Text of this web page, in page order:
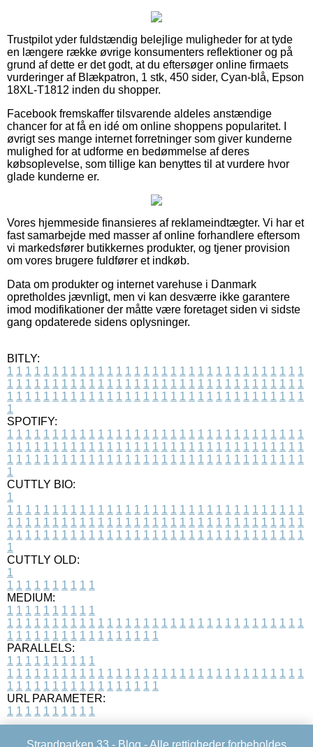
Trustpilot yder fuldstændig belejlige muligheder for at tyde
en længere række øvrige konsumenters reflektioner og på
grund af dette er det godt, at du eftersøger online firmaets
vurderinger af Blækpatron, 1 stk, 450 sider, Cyan-blå, Epson
18XL-T1812 inden du shopper.
Facebook fremskaffer tilsvarende aldeles anstændige
chancer for at få en idé om online shoppens popularitet. I
øvrigt ses mange internet forretninger som giver kunderne
mulighed for at udforme en bedømmelse af deres
købsoplevelse, som tillige kan benyttes til at vurdere hvor
glade kunderne er.
Vores hjemmeside finansieres af reklameindtægter. Vi har et
fast samarbejde med masser af online forhandlere eftersom
vi markedsfører butikkernes produkter, og tjener provision
om vores brugere fuldfører et indkøb.
Data om produkter og internet varehuse i Danmark
opretholdes jævnligt, men vi kan desværre ikke garantere
imod modifikationer der måtte være foretaget siden vi sidste
gang opdaterede sidens oplysninger.
BITLY:
1 1 1 1 1 1 1 1 1 1 1 1 1 1 1 1 1 1 1 1 1 1 1 1 1 1 1 1 1 1 1 1 1
1 1 1 1 1 1 1 1 1 1 1 1 1 1 1 1 1 1 1 1 1 1 1 1 1 1 1 1 1 1 1 1 1
1 1 1 1 1 1 1 1 1 1 1 1 1 1 1 1 1 1 1 1 1 1 1 1 1 1 1 1 1 1 1 1 1
1
SPOTIFY:
1 1 1 1 1 1 1 1 1 1 1 1 1 1 1 1 1 1 1 1 1 1 1 1 1 1 1 1 1 1 1 1 1
1 1 1 1 1 1 1 1 1 1 1 1 1 1 1 1 1 1 1 1 1 1 1 1 1 1 1 1 1 1 1 1 1
1 1 1 1 1 1 1 1 1 1 1 1 1 1 1 1 1 1 1 1 1 1 1 1 1 1 1 1 1 1 1 1 1
1
CUTTLY BIO:
1
1 1 1 1 1 1 1 1 1 1 1 1 1 1 1 1 1 1 1 1 1 1 1 1 1 1 1 1 1 1 1 1 1
1 1 1 1 1 1 1 1 1 1 1 1 1 1 1 1 1 1 1 1 1 1 1 1 1 1 1 1 1 1 1 1 1
1 1 1 1 1 1 1 1 1 1 1 1 1 1 1 1 1 1 1 1 1 1 1 1 1 1 1 1 1 1 1 1 1
1
CUTTLY OLD:
1
1 1 1 1 1 1 1 1 1 1
MEDIUM:
1 1 1 1 1 1 1 1 1 1
1 1 1 1 1 1 1 1 1 1 1 1 1 1 1 1 1 1 1 1 1 1 1 1 1 1 1 1 1 1 1 1 1
1 1 1 1 1 1 1 1 1 1 1 1 1 1 1 1 1
PARALLELS:
1 1 1 1 1 1 1 1 1 1
1 1 1 1 1 1 1 1 1 1 1 1 1 1 1 1 1 1 1 1 1 1 1 1 1 1 1 1 1 1 1 1 1
1 1 1 1 1 1 1 1 1 1 1 1 1 1 1 1 1
URL PARAMETER:
1 1 1 1 1 1 1 1 1 1
Strandparken 33 - Blog - Alle rettigheder forbeholdes